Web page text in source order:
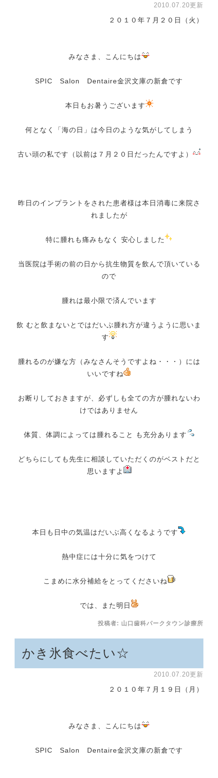
2010.07.20更新
２０１０年７月２０日（火）
みなさま、こんにちは
SPIC Salon Dentaire金沢文庫の新倉です
本日もお暑うございます
何となく「海の日」は今日のような気がしてしまう
古い頭の私です（以前は７月２０日だったんですよ）
昨日のインプラントをされた患者様は本日消毒に来院さ
れましたが
特に腫れも痛みもなく 安心しました
当医院は手術の前の日から抗生物質を飲んで頂いている
ので
腫れは最小限で済んでいます
飲 むと飲まないとではだいぶ腫れ方が違うように思いま
す
腫れるのが嫌な方（みなさんそうですよね・・・）には
いいですね
お断りしておきますが、必ずしも全ての方が腫れないわ
けではありません
体質、体調によっては腫れること も充分あります
どちらにしても先生に相談していただくのがベストだと
思いますよ
本日も日中の気温はだいぶ高くなるようです
熱中症には十分に気をつけて
こまめに水分補給をとってくださいね
では、また明日
投稿者: 山口歯科パークタウン診療所
かき氷食べたい☆
2010.07.20更新
２０１０年７月１９日（月）
みなさま、こんにちは
SPIC Salon Dentaire金沢文庫の新倉です